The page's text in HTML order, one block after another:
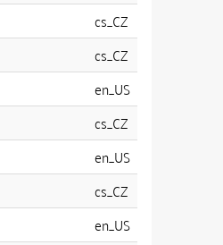
cs_CZ
cs_CZ
en_US
cs_CZ
en_US
cs_CZ
en_US